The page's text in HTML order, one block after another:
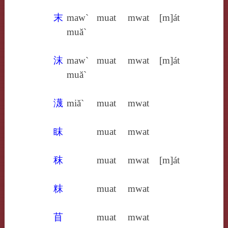
末 maw`
muă`
muat mwat [m]át
沫 maw`
muă`
muat mwat [m]át
瀎 miă` muat mwat
眜 muat mwat
秣 muat mwat [m]át
粖 muat mwat
苜 muat mwat